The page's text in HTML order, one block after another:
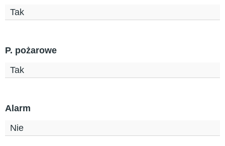
Tak
P. pożarowe
Tak
Alarm
Nie